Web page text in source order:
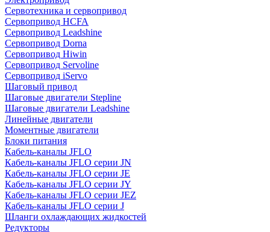
Сервотехника и сервопривод
Сервопривод HCFA
Сервопривод Leadshine
Сервопривод Dorna
Сервопривод Hiwin
Сервопривод Servoline
Сервопривод iServo
Шаговый привод
Шаговые двигатели Stepline
Шаговые двигатели Leadshine
Линейные двигатели
Моментные двигатели
Блоки питания
Кабель-каналы JFLO
Кабель-каналы JFLO серии JN
Кабель-каналы JFLO серии JE
Кабель-каналы JFLO серии JY
Кабель-каналы JFLO серии JEZ
Кабель-каналы JFLO серии J
Шланги охлаждающих жидкостей
Редукторы